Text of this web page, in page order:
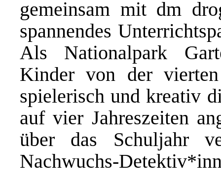
gemeinsam mit dm
spannendes
Als Nationalpark
Kinder von der
spielerisch und kreativ
auf vier Jahreszeiten
über das Schuljahr
Nachwuchs-